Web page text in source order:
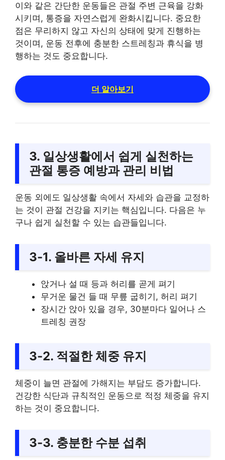
이와 같은 간단한 운동들은 관절 주변 근육을 강화
시키며, 통증을 자연스럽게 완화시킵니다. 중요한
점은 무리하지 않고 자신의 상태에 맞게 진행하는
것이며, 운동 전후에 충분한 스트레칭과 휴식을 병
행하는 것도 중요합니다.
더 알아보기
3. 일상생활에서 쉽게 실천하는
관절 통증 예방과 관리 비법
운동 외에도 일상생활 속에서 자세와 습관을 교정하
는 것이 관절 건강을 지키는 핵심입니다. 다음은 누
구나 쉽게 실천할 수 있는 습관들입니다.
3-1. 올바른 자세 유지
앉거나 설 때 등과 허리를 곧게 펴기
무거운 물건 들 때 무릎 굽히기, 허리 펴기
장시간 앉아 있을 경우, 30분마다 일어나 스
트레칭 권장
3-2. 적절한 체중 유지
체중이 늘면 관절에 가해지는 부담도 증가합니다.
건강한 식단과 규칙적인 운동으로 적정 체중을 유지
하는 것이 중요합니다.
3-3. 충분한 수분 섭취